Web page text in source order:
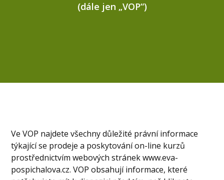
(dále jen „VOP“)
Ve VOP najdete všechny důležité právní informace
týkající se prodeje a poskytování on-line kurzů
prostřednictvím webových stránek www.eva-
pospichalova.cz. VOP obsahují informace, které